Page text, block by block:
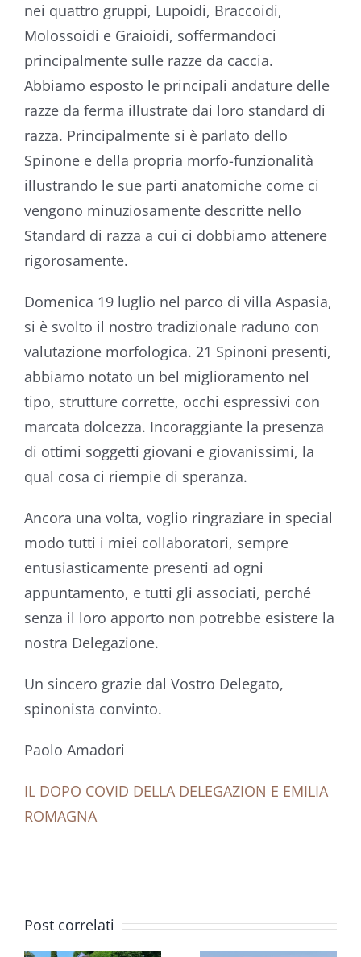
nei quattro gruppi, Lupoidi, Braccoidi,
Molossoidi e Graioidi, soffermandoci
principalmente sulle razze da caccia.
Abbiamo esposto le principali andature delle
razze da ferma illustrate dai loro standard di
razza. Principalmente si è parlato dello
Spinone e della propria morfo-funzionalità
illustrando le sue parti anatomiche come ci
vengono minuziosamente descritte nello
Standard di razza a cui ci dobbiamo attenere
rigorosamente.
Domenica 19 luglio nel parco di villa Aspasia,
si è svolto il nostro tradizionale raduno con
valutazione morfologica. 21 Spinoni presenti,
abbiamo notato un bel miglioramento nel
tipo, strutture corrette, occhi espressivi con
marcata dolcezza. Incoraggiante la presenza
di ottimi soggetti giovani e giovanissimi, la
qual cosa ci riempie di speranza.
Ancora una volta, voglio ringraziare in special
modo tutti i miei collaboratori, sempre
entusiasticamente presenti ad ogni
appuntamento, e tutti gli associati, perché
senza il loro apporto non potrebbe esistere la
nostra Delegazione.
Un sincero grazie dal Vostro Delegato,
spinonista convinto.
Paolo Amadori
IL DOPO COVID DELLA DELEGAZION E EMILIA
ROMAGNA
Post correlati
MARCO